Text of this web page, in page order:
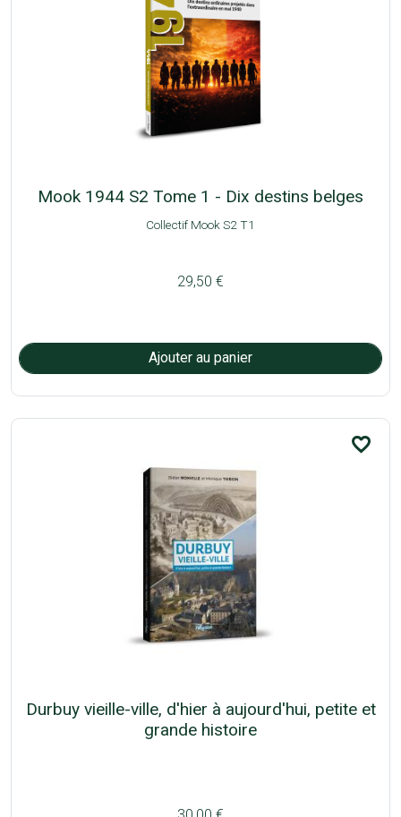
Mook 1944 S2 Tome 1 - Dix destins belges
Collectif Mook S2 T1
29,50 €
favorite_border
Durbuy vieille-ville, d'hier à aujourd'hui, petite et
grande histoire